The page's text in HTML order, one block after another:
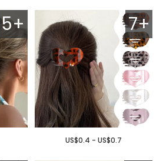
5+ 7+
US$0.4 - US$0.7